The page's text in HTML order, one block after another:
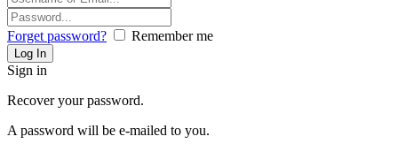
Forget password? Remember me
Sign in
Recover your password.
A password will be e-mailed to you.